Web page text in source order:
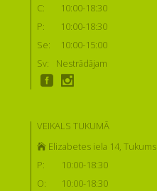
C:
10:00-18:30
P:
10:00-18:30
Se:
10:00-15:00
Sv:
Nestrādājam
VEIKALS TUKUMĀ
Elizabetes iela 14, Tukums
P:
10:00-18:30
O:
10:00-18:30